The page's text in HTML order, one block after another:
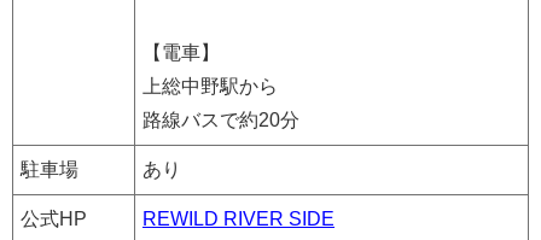
【電車】
上総中野駅から
路線バスで約20分
駐車場 あり
公式HP
REWILD RIVER SIDE